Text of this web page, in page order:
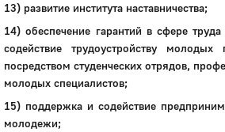
13) развитие института наставничества;
14) обеспечение гарантий в сфере
содействие трудоустройству
посредством студенческих отрядов,
молодых специалистов;
15) поддержка и содействие
молодежи;